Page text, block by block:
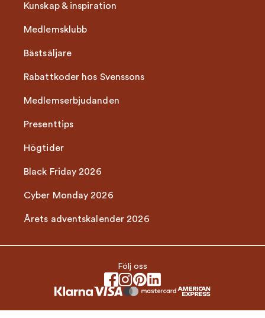
Kunskap & inspiration
Medlemsklubb
Bästsäljare
Rabattkoder hos Svenssons
Medlemserbjudanden
Presenttips
Högtider
Black Friday 2026
Cyber Monday 2026
Årets adventskalender 2026
Följ oss